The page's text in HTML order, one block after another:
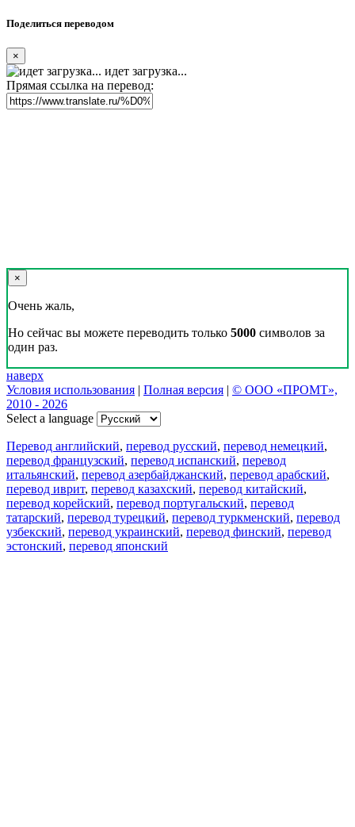
Поделиться переводом
×
идет загрузка...
Прямая ссылка на перевод:
×
Очень жаль,
Но сейчас вы можете переводить только 5000 символов за
один раз.
наверх
Условия использования | Полная версия | © ООО «ПРОМТ»,
2010 - 2026
Select a language
Перевод английский, перевод русский, перевод немецкий,
перевод французский, перевод испанский, перевод
итальянский, перевод азербайджанский, перевод арабский,
перевод иврит, перевод казахский, перевод китайский,
перевод корейский, перевод португальский, перевод
татарский, перевод турецкий, перевод туркменский, перевод
узбекский, перевод украинский, перевод финский, перевод
эстонский, перевод японский